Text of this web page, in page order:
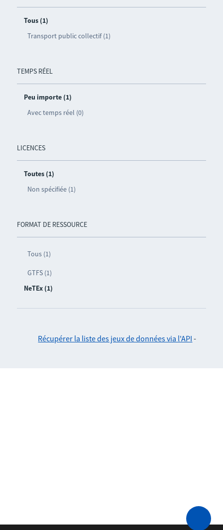
Tous (1)
Transport public collectif (1)
TEMPS RÉEL
Peu importe (1)
Avec temps réel (0)
LICENCES
Toutes (1)
Non spécifiée (1)
FORMAT DE RESSOURCE
Tous (1)
GTFS (1)
NeTEx (1)
Récupérer la liste des jeux de données via l'API -